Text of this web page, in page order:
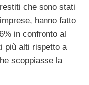
che sono stati
hanno fatto
in confronto al
più alti rispetto a
scoppiasse la